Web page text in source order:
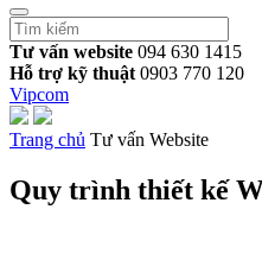
Tư vấn website 094 630 1415
Hỗ trợ kỹ thuật 0903 770 120
Vipcom
Trang chủ Tư vấn Website
Quy trình thiết kế